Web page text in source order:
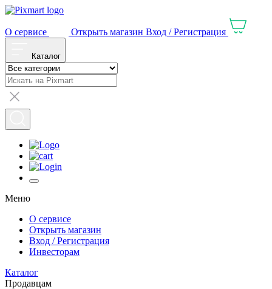
О сервисе Открыть магазин Вход / Регистрация
Каталог
Меню
О сервисе
Открыть магазин
Вход / Регистрация
Инвесторам
Каталог
Продавцам